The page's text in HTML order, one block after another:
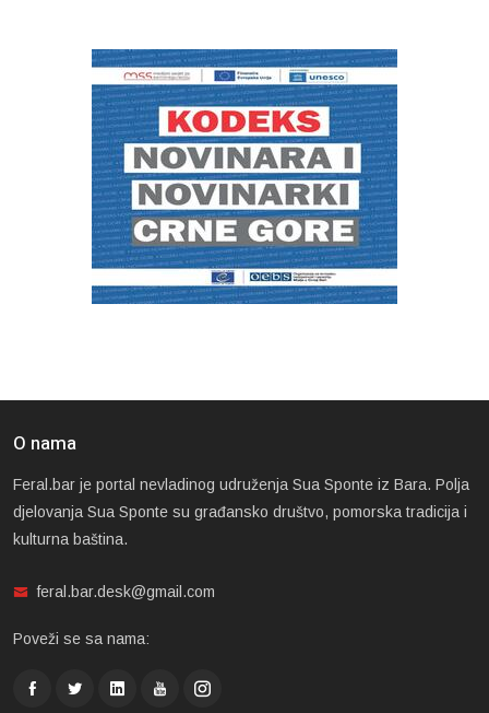
O nama
Feral.bar je portal nevladinog udruženja Sua Sponte iz Bara. Polja
djelovanja Sua Sponte su građansko društvo, pomorska tradicija i
kulturna baština.
feral.bar.desk@gmail.com
Poveži se sa nama: